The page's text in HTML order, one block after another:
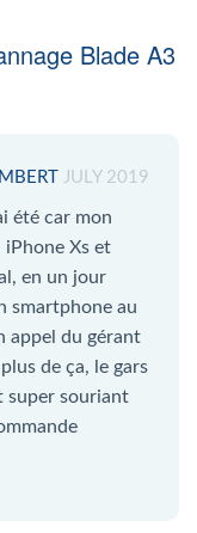
Blade A3
JULY 2019
été car mon
iPhone Xs et
en un jour
smartphone au
appel du gérant
de ça, le gars
super souriant